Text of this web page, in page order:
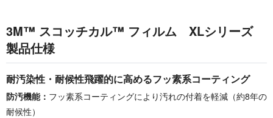
3M™ スコッチカル™ フィルム XLシリーズ
製品仕様
耐汚染性・耐候性飛躍的に高めるフッ素系コーティング
防汚機能： フッ素系コーティングにより汚れの付着を軽減（約8年の
耐候性）